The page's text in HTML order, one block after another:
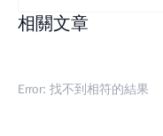
相關文章
Error: 找不到相符的結果